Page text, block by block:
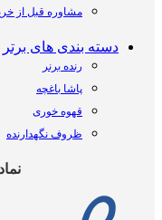
مشاوره قبل از
دسته بندی های برتر
رنده برنر
پاشا باغچه
قهوه خوری
ظروف نگهدارنده